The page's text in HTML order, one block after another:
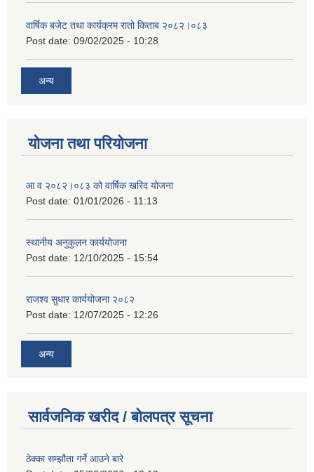
वार्षिक बजेट तथा कार्यक्रम रातो किताब २०८२।०८३
Post date: 09/02/2025 - 10:28
अन्य
योजना तथा परियोजना
आ व २०८२।०८३ को वार्षिक खरिद योजना
Post date: 01/01/2026 - 11:13
स्थानीय अनुकुलन कार्ययोजना
Post date: 12/10/2025 - 15:54
राजश्व सुधार कार्ययोजना २०८२
Post date: 12/07/2025 - 12:26
अन्य
सार्वजनिक खरीद / बोलपत्र सूचना
ठेक्का सम्झौता गर्ने आउने बारे